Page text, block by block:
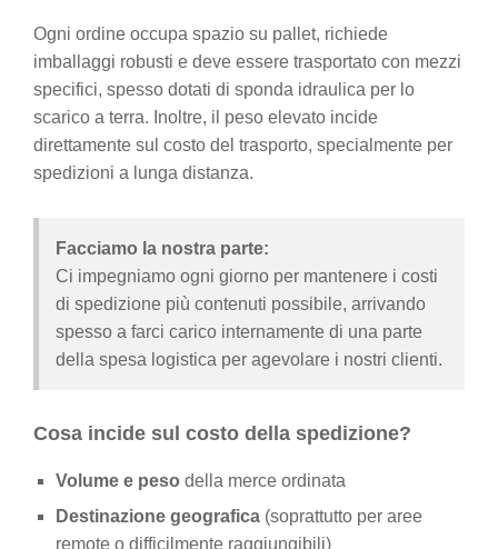
Ogni ordine occupa spazio su pallet, richiede
imballaggi robusti e deve essere trasportato con mezzi
specifici, spesso dotati di sponda idraulica per lo
scarico a terra. Inoltre, il peso elevato incide
direttamente sul costo del trasporto, specialmente per
spedizioni a lunga distanza.
Facciamo la nostra parte:
Ci impegniamo ogni giorno per mantenere i costi
di spedizione più contenuti possibile, arrivando
spesso a farci carico internamente di una parte
della spesa logistica per agevolare i nostri clienti.
Cosa incide sul costo della spedizione?
Volume e peso della merce ordinata
Destinazione geografica (soprattutto per aree
remote o difficilmente raggiungibili)